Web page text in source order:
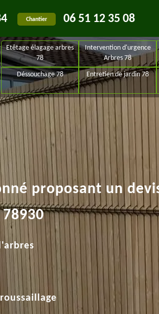
Chantier 06 51 12 35 08
Etêtage élagage arbres
78
Intervention d'urgence
Arbres 78
Déssouchage 78 Entretien de jardin 78
proposant un